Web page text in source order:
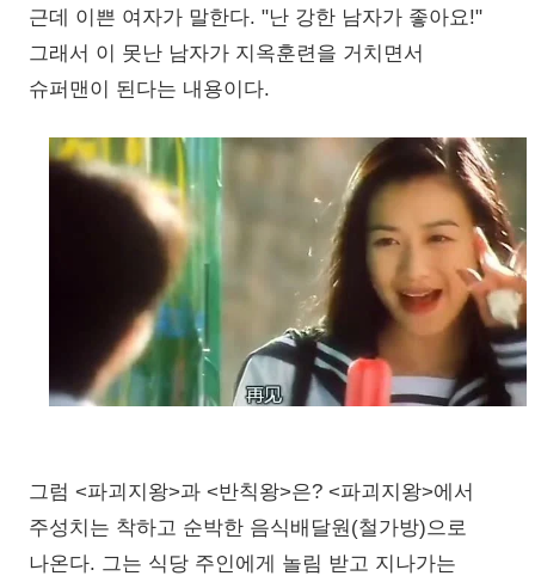
근데 이쁜 여자가 말한다. "난 강한 남자가 좋아요!"
그래서 이 못난 남자가 지옥훈련을 거치면서
슈퍼맨이 된다는 내용이다.
그럼 <파괴지왕>과 <반칙왕>은? <파괴지왕>에서
주성치는 착하고 순박한 음식배달원(철가방)으로
나온다. 그는 식당 주인에게 놀림 받고 지나가는